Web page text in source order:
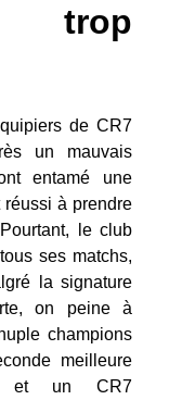
trop
de CR7
un mauvais
entamé une
à prendre
le club
ses matchs,
la signature
on peine à
champions
meilleure
et un CR7